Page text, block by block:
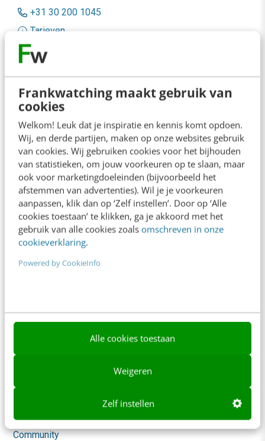
Frankwatching maakt gebruik van
cookies
Welkom! Leuk dat je inspiratie en kennis komt opdoen.
Wij, en derde partijen, maken op onze websites gebruik
van cookies. Wij gebruiken cookies voor het bijhouden
van statistieken, om jouw voorkeuren op te slaan, maar
ook voor marketingdoeleinden (bijvoorbeeld het
afstemmen van advertenties). Wil je je voorkeuren
aanpassen, klik dan op ‘Zelf instellen’. Door op ‘Alle
cookies toestaan’ te klikken, ga je akkoord met het
gebruik van alle cookies zoals omschreven in onze
cookieverklaring.
Powered by CookieInfo
Alle cookies toestaan
Weigeren
Zelf instellen
+31 30 200 1045
Tarieven
Meer contactopties
Frankwatching
Adverteren
Contact
Nieuwsbrieven
Over ons
Ons team
Werken bij
Whitepapers
Content & Communicatie
Social
Community